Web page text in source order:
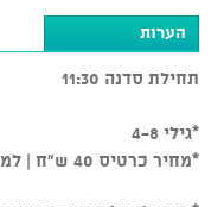
הערות
תחילת סדנה 11:30
*גילי 4-8
*מחיר כרטיס 40 ש"ח | למחזיקי דיגיתל 20 ש"ח